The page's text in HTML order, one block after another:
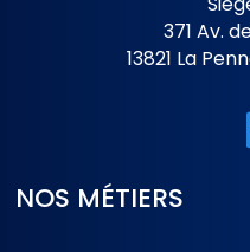
371 Av.
13821 La
NOS MÉTIERS